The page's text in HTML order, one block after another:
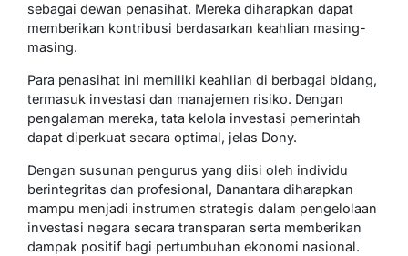
sebagai dewan penasihat. Mereka diharapkan dapat
memberikan kontribusi berdasarkan keahlian masing-
masing.
Para penasihat ini memiliki keahlian di berbagai bidang,
termasuk investasi dan manajemen risiko. Dengan
pengalaman mereka, tata kelola investasi pemerintah
dapat diperkuat secara optimal, jelas Dony.
Dengan susunan pengurus yang diisi oleh individu
berintegritas dan profesional, Danantara diharapkan
mampu menjadi instrumen strategis dalam pengelolaan
investasi negara secara transparan serta memberikan
dampak positif bagi pertumbuhan ekonomi nasional.